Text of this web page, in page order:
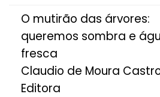
O mutirão das árvores:
queremos sombra e
fresca
Claudio de Moura
Editora